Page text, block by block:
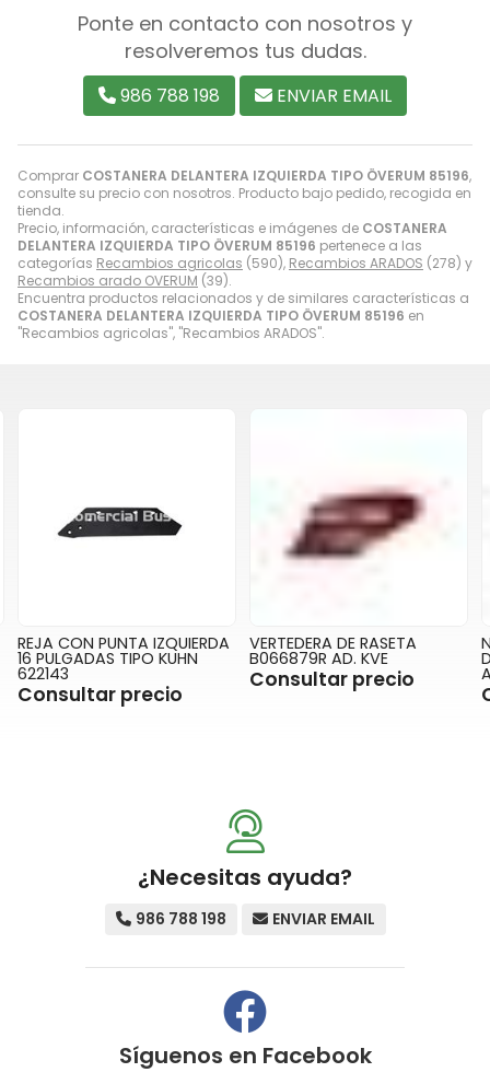
Comprar COSTANERA DELANTERA IZQUIERDA TIPO ÖVERUM 85196,
consulte su precio con nosotros. Producto bajo pedido, recogida en
tienda.
Precio, información, características e imágenes de COSTANERA
DELANTERA IZQUIERDA TIPO ÖVERUM 85196 pertenece a las
categorías Recambios agricolas (590), Recambios ARADOS (278) y
Recambios arado OVERUM (39).
Encuentra productos relacionados y de similares características a
COSTANERA DELANTERA IZQUIERDA TIPO ÖVERUM 85196 en
"Recambios agricolas", "Recambios ARADOS".
Ponte en contacto con nosotros y
resolveremos tus dudas.
986 788 198 ENVIAR EMAIL
REJA CON PUNTA IZQUIERDA
16 PULGADAS TIPO KUHN
622143
Consultar precio
VERTEDERA DE RASETA
B066879R AD. KVE
Consultar precio
¿Necesitas ayuda?
986 788 198 ENVIAR EMAIL
Síguenos en Facebook